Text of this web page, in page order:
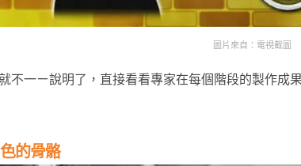
圖片來自：電視截圖
不一ㄧ說明了，直接看看專家在每個階段的製作成果
的骨骼